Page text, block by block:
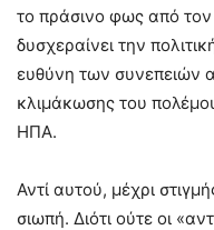
το πράσινο φως από
δυσχεραίνει την
ευθύνη των συνεπειών
κλιμάκωσης του
ΗΠΑ.
Αντί αυτού, μέχρι
σιωπή. Διότι ούτε οι